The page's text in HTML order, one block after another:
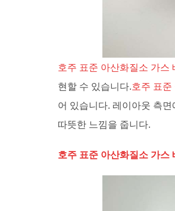
호주 표준 아산화질소 가스
현할 수 있습니다.호주 표
어 있습니다. 레이아웃 측면
따뜻한 느낌을 줍니다.
호주 표준 아산화질소 가스